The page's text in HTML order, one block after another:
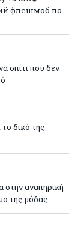
флешмоб по
σπίτι που δεν
δικό της
στην αναπηρική
της μόδας